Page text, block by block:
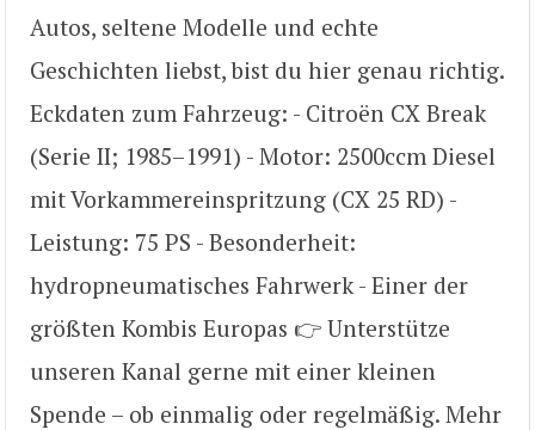
Autos, seltene Modelle und echte
Geschichten liebst, bist du hier genau richtig.
Eckdaten zum Fahrzeug: - Citroën CX Break
(Serie II; 1985–1991) - Motor: 2500ccm Diesel
mit Vorkammereinspritzung (CX 25 RD) -
Leistung: 75 PS - Besonderheit:
hydropneumatisches Fahrwerk - Einer der
größten Kombis Europas 👉 Unterstütze
unseren Kanal gerne mit einer kleinen
Spende – ob einmalig oder regelmäßig. Mehr